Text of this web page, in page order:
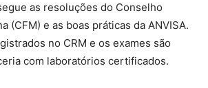
as resoluções do Conselho
(CFM) e as boas práticas da ANVISA.
no CRM e os exames são
com laboratórios certificados.